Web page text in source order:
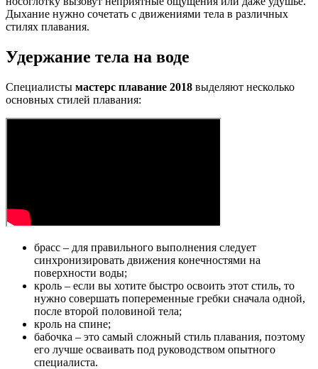
Дыхание нужно сочетать с движениями тела в различных
стилях плавания.
Удержание тела на воде
Специалисты мастерс плавание 2018 выделяют несколько
основных стилей плавания:
брасс – для правильного выполнения следует
синхронизировать движения конечностями на
поверхности воды;
кроль – если вы хотите быстро освоить этот стиль, то
нужно совершать попеременные гребки сначала одной,
после второй половиной тела;
кроль на спине;
бабочка – это самый сложный стиль плавания, поэтому
его лучше осваивать под руководством опытного
специалиста.